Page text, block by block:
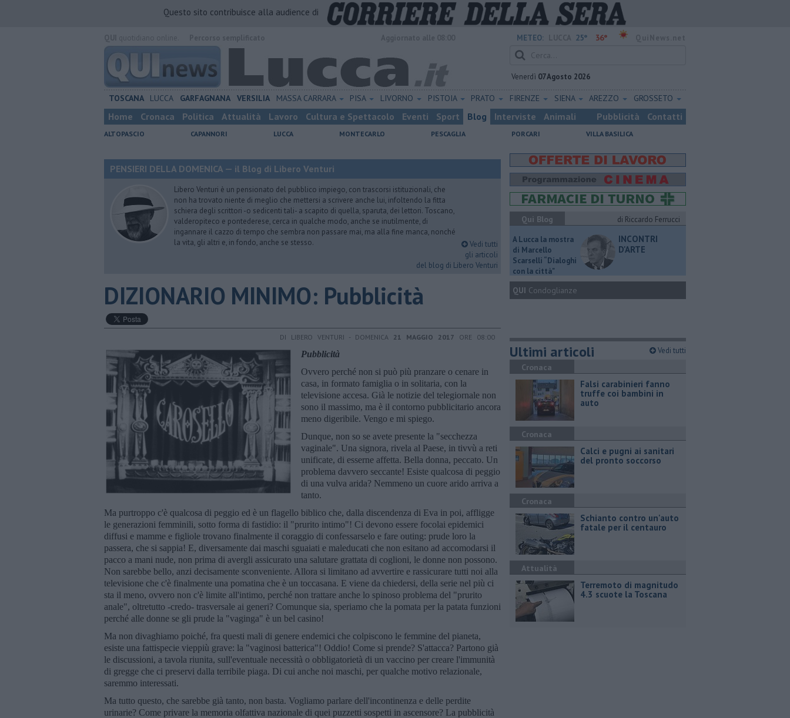
Questo sito contribuisce alla audience di
METEO: 25° 36°
Venerdì 07 Agosto 2026
TOSCANA LUCCA GARFAGNANA VERSILIA MASSA CARRARA PISA LIVORNO PISTOIA PRATO FIRENZE SIENA AREZZO GROSSETO
Home Cronaca Politica Attualità Lavoro Cultura e Spettacolo Eventi Sport Blog Interviste Animali Pubblicità Contatti
ALTOPASCIO CAPANNORI LUCCA MONTECARLO PESCAGLIA PORCARI VILLA BASILICA
PENSIERI DELLA DOMENICA — il Blog di Libero Venturi
Libero Venturi è un pensionato del pubblico impiego, con trascorsi istituzionali, che
non ha trovato niente di meglio che mettersi a scrivere anche lui, infoltendo la fitta
schiera degli scrittori -o sedicenti tali- a scapito di quella, sparuta, dei lettori. Toscano,
valderopiteco e pontederese, cerca in qualche modo, anche se inutilmente, di
ingannare il cazzo di tempo che sembra non passare mai, ma alla fine manca, nonché
la vita, gli altri e, in fondo, anche se stesso.
Vedi tutti
gli articoli
del blog di Libero Venturi
DIZIONARIO MINIMO: Pubblicità
DI LIBERO VENTURI - DOMENICA 21 MAGGIO 2017 ORE 08:00
Pubblicità
Ovvero perché non si può più pranzare o cenare in
casa, in formato famiglia o in solitaria, con la
televisione accesa. Già le notizie del telegiornale non
sono il massimo, ma è il contorno pubblicitario ancora
meno digeribile. Vengo e mi spiego.
Dunque, non so se avete presente la "secchezza
vaginale". Una signora, rivela al Paese, in tivvù a reti
unificate, di esserne affetta. Bella donna, peccato. Un
problema davvero seccante! Esiste qualcosa di peggio
di una vulva arida? Nemmeno un cuore arido arriva a
tanto.
Ma purtroppo c'è qualcosa di peggio ed è un flagello biblico che, dalla discendenza di Eva in poi, affligge
le generazioni femminili, sotto forma di fastidio: il "prurito intimo"! Ci devono essere focolai epidemici
diffusi e mamme e figliole trovano finalmente il coraggio di confessarselo e fare outing: prude loro la
passera, che si sappia! E, diversamente dai maschi sguaiati e maleducati che non esitano ad accomodarsi il
pacco a mani nude, non prima di avergli assicurato una salutare grattata di coglioni, le donne non possono.
Non sarebbe bello, anzi decisamente sconveniente. Allora si limitano ad avvertire e rassicurare tutti noi alla
televisione che c'è finalmente una pomatina che è un toccasana. E viene da chiedersi, della serie nel più ci
sta il meno, ovvero non c'è limite all'intimo, perché non trattare anche lo spinoso problema del "prurito
anale", oltretutto -credo- trasversale ai generi? Comunque sia, speriamo che la pomata per la patata funzioni
perché alle donne se gli prude la "vaginga" è un bel casino!
Ma non divaghiamo poiché, fra questi mali di genere endemici che colpiscono le femmine del pianeta,
esiste una fattispecie vieppiù grave: la "vaginosi batterica"! Oddio! Come si prende? S'attacca? Partono già
le discussioni, a tavola riunita, sull'eventuale necessità o obbligatorietà di un vaccino per creare l'immunità
di gregge che ci preservi dalla terribile piaga. Di cui anche noi maschi, per qualche motivo relazionale,
saremmo interessati.
Ma tutto questo, che sarebbe già tanto, non basta. Vogliamo parlare dell'incontinenza e delle perdite
urinarie? Come privare la memoria olfattiva nazionale di quei puzzetti sospetti in ascensore? La pubblicità
Qui Blog
di Riccardo Ferrucci
A Lucca la mostra
di Marcello
Scarselli “Dialoghi
con la città"
INCONTRI
D'ARTE
QUI Condoglianze
Ultimi articoli Vedi tutti
Cronaca
Falsi carabinieri fanno
truffe coi bambini in
auto
Cronaca
Calci e pugni ai sanitari
del pronto soccorso
Cronaca
Schianto contro un'auto
fatale per il centauro
Attualità
Terremoto di magnitudo
4.3 scuote la Toscana